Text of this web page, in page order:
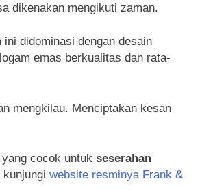
dikenakan mengikuti zaman.
didominasi dengan desain
emas berkualitas dan rata-
mengkilau. Menciptakan kesan
cocok untuk seserahan
website resminya Frank &